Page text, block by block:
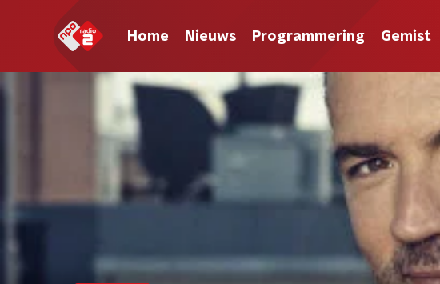
Home Nieuws Programmering Gemist